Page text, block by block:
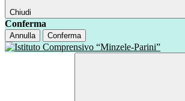
Chiudi
Conferma
Annulla Conferma